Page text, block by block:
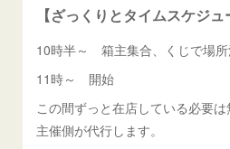
【ざっくりとタイムスケジュ
10時半～ 箱主集合、くじで場所
11時～ 開始
この間ずっと在店している必要
主催側が代行します。